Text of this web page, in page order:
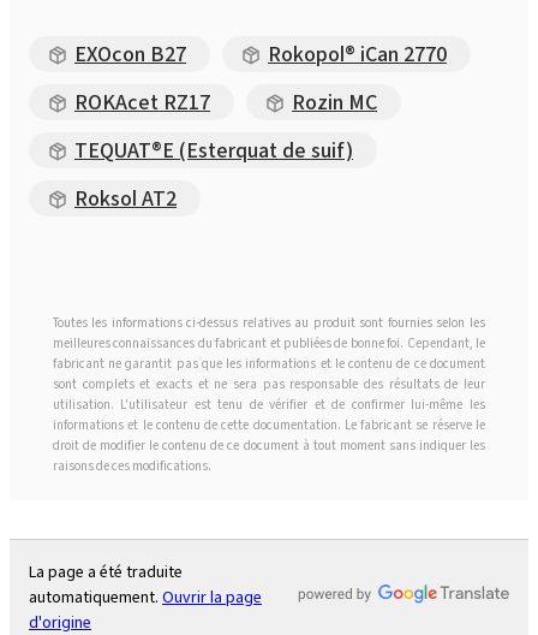
EXOcon B27
Rokopol® iCan 2770
ROKAcet RZ17
Rozin MC
TEQUAT®E (Esterquat de suif)
Roksol AT2
Toutes les informations ci-dessus relatives au produit sont fournies selon les
meilleures connaissances du fabricant et publiées de bonne foi. Cependant, le
fabricant ne garantit pas que les informations et le contenu de ce document
sont complets et exacts et ne sera pas responsable des résultats de leur
utilisation. L'utilisateur est tenu de vérifier et de confirmer lui-même les
informations et le contenu de cette documentation. Le fabricant se réserve le
droit de modifier le contenu de ce document à tout moment sans indiquer les
raisons de ces modifications.
La page a été traduite
automatiquement. Ouvrir la page
d'origine